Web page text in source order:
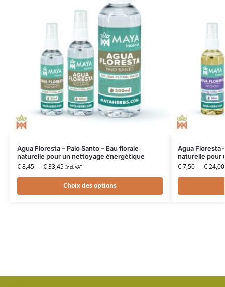
Agua Floresta – Palo Santo – Eau florale
naturelle pour un nettoyage énergétique
€8,45 – €33,45 Incl. VAT
Choix des options
Agua Floresta
naturelle pour
€7,50 – €24,00